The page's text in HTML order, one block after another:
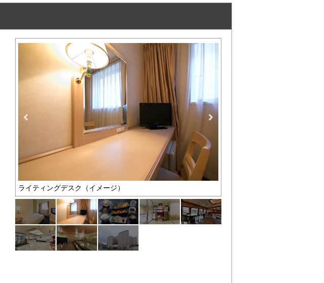
ライティングデスク（イメージ）